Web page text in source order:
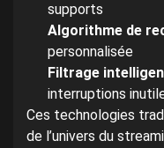
supports
Algorithme de
personnalisée
Filtrage
interruptions
Ces technologies
de l’univers du